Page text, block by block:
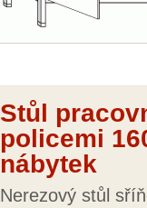
Stůl
policemi
nábytek
Nerezový stůl